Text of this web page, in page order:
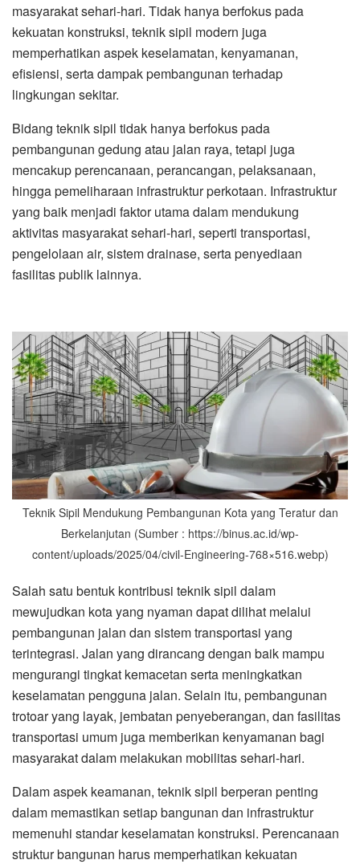
masyarakat sehari-hari. Tidak hanya berfokus pada
kekuatan konstruksi, teknik sipil modern juga
memperhatikan aspek keselamatan, kenyamanan,
efisiensi, serta dampak pembangunan terhadap
lingkungan sekitar.
Bidang teknik sipil tidak hanya berfokus pada
pembangunan gedung atau jalan raya, tetapi juga
mencakup perencanaan, perancangan, pelaksanaan,
hingga pemeliharaan infrastruktur perkotaan. Infrastruktur
yang baik menjadi faktor utama dalam mendukung
aktivitas masyarakat sehari-hari, seperti transportasi,
pengelolaan air, sistem drainase, serta penyediaan
fasilitas publik lainnya.
Teknik Sipil Mendukung Pembangunan Kota yang Teratur dan
Berkelanjutan (Sumber : https://binus.ac.id/wp-
content/uploads/2025/04/civil-Engineering-768×516.webp)
Salah satu bentuk kontribusi teknik sipil dalam
mewujudkan kota yang nyaman dapat dilihat melalui
pembangunan jalan dan sistem transportasi yang
terintegrasi. Jalan yang dirancang dengan baik mampu
mengurangi tingkat kemacetan serta meningkatkan
keselamatan pengguna jalan. Selain itu, pembangunan
trotoar yang layak, jembatan penyeberangan, dan fasilitas
transportasi umum juga memberikan kenyamanan bagi
masyarakat dalam melakukan mobilitas sehari-hari.
Dalam aspek keamanan, teknik sipil berperan penting
dalam memastikan setiap bangunan dan infrastruktur
memenuhi standar keselamatan konstruksi. Perencanaan
struktur bangunan harus memperhatikan kekuatan